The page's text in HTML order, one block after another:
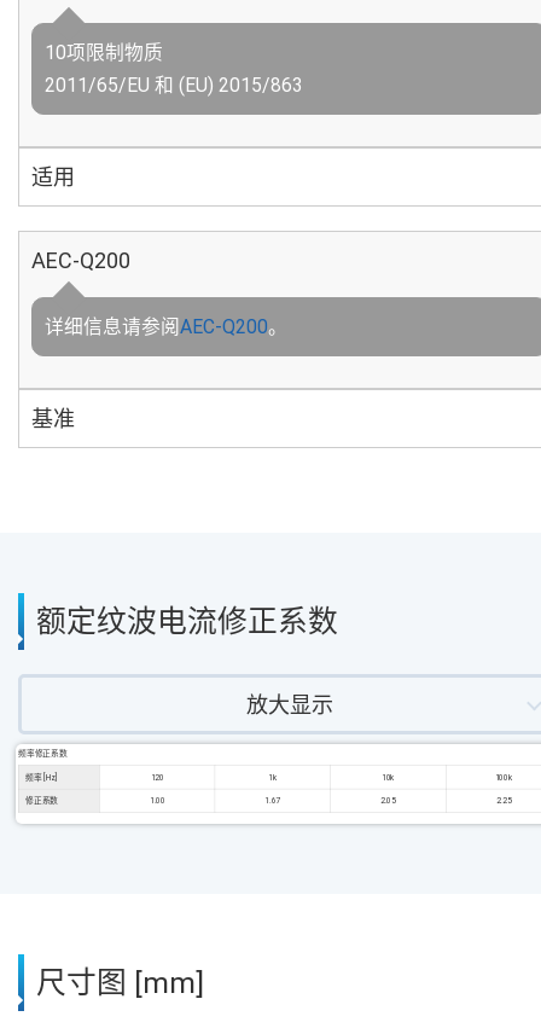
10项限制物质
2011/65/EU 和 (EU) 2015/863
适用
AEC-Q200
详细信息请参阅AEC-Q200。
基准
额定纹波电流修正系数
放大显示
频率修正系数
频率 [Hz] 120 1k 10k 100k
修正系数 1.00 1.67 2.05 2.25
尺寸图 [mm]